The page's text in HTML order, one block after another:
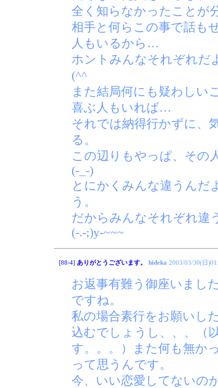
全く知らなかったことが
相手と何らこの事で話も
人もいるから…
ホントみんなそれぞれだ
(^^ゞ
また結局何にも疑わしい
喜ぶ人もいれば…
それでは納得行かずに、
る。
この辺りもやっぱ、その
(-_-)
とにかくみんな違うんだ
う。
だからみんなそれぞれ違
(-.-;)y-~~~
[88-4] ありがとうございます。 hideka 2003/03/30(日
お返事有難う御座いまし
ですね。
私の場合素行をお願いし
込むでしょうし、、、（
す。。。）また何も無か
って思うんです。
今、いい恋愛してないの